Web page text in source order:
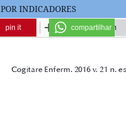
INDICADORES
pin it compartilhar